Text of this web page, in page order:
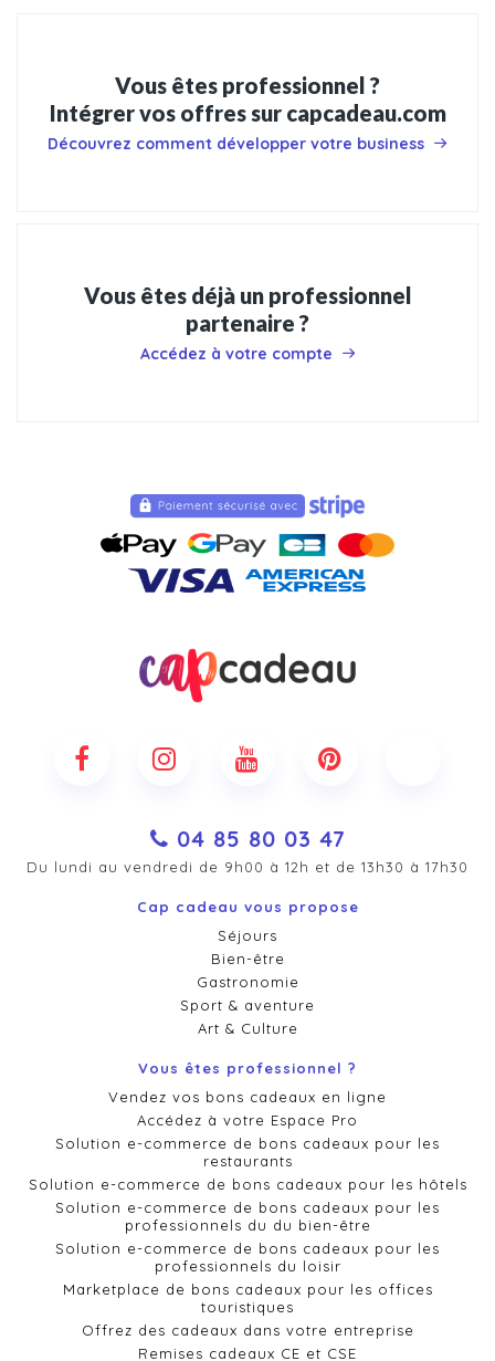
Vous êtes professionnel ?
Intégrer vos offres sur capcadeau.com
Découvrez comment développer votre business
Vous êtes déjà un professionnel
partenaire ?
Accédez à votre compte
04 85 80 03 47
Du lundi au vendredi de 9h00 à 12h et de 13h30 à 17h30
Cap cadeau vous propose
Séjours
Bien-être
Gastronomie
Sport & aventure
Art & Culture
Vous êtes professionnel ?
Vendez vos bons cadeaux en ligne
Accédez à votre Espace Pro
Solution e-commerce de bons cadeaux pour les
restaurants
Solution e-commerce de bons cadeaux pour les hôtels
Solution e-commerce de bons cadeaux pour les
professionnels du du bien-être
Solution e-commerce de bons cadeaux pour les
professionnels du loisir
Marketplace de bons cadeaux pour les offices
touristiques
Offrez des cadeaux dans votre entreprise
Remises cadeaux CE et CSE